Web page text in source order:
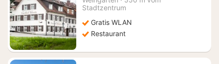
Stadtzentrum
Gratis WLAN
Restaurant